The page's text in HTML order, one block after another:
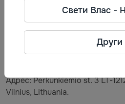
Гранулирана извара, 7%
Информация за
Svalya
Адрес: Perkūnkiemio st. 3 LT-
Vilnius, Lithuania.
Свети Влас -
Други